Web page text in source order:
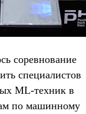
соревнование
специалистов
ML-техник в
по машинному